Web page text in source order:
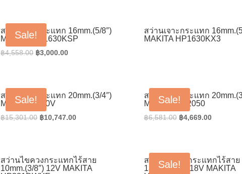
Sale!
สว่านเจาะกระแทก 16mm.(5/8″)
MAKITA HP1630KSP
฿4,558.00 Original
฿4,558.00.
฿3,000.00Current
สว่านเจาะกระแทก
MAKITA HP1630KX3
Sale!
สว่านเจาะกระแทก 20mm.(3/4″)
MAKITA 8420V
฿15,301.00 Original
฿10,747.00Current
Sale!
สว่านเจาะกระแทก
MAKITA HP2050
฿6,581.00 Original
฿6,581.00.
฿4,669.00Current
สว่านไขควงกระแทกไร้สาย
10mm.(3/8″) 12V MAKITA
Sale!
สว่านไขควงกระแทกไร้สาย
13mm.(1/2″) 18V MAKITA